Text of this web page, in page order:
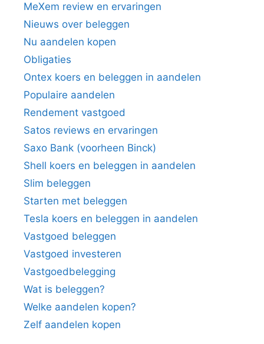
MeXem review en ervaringen
Nieuws over beleggen
Nu aandelen kopen
Obligaties
Ontex koers en beleggen in aandelen
Populaire aandelen
Rendement vastgoed
Satos reviews en ervaringen
Saxo Bank (voorheen Binck)
Shell koers en beleggen in aandelen
Slim beleggen
Starten met beleggen
Tesla koers en beleggen in aandelen
Vastgoed beleggen
Vastgoed investeren
Vastgoedbelegging
Wat is beleggen?
Welke aandelen kopen?
Zelf aandelen kopen